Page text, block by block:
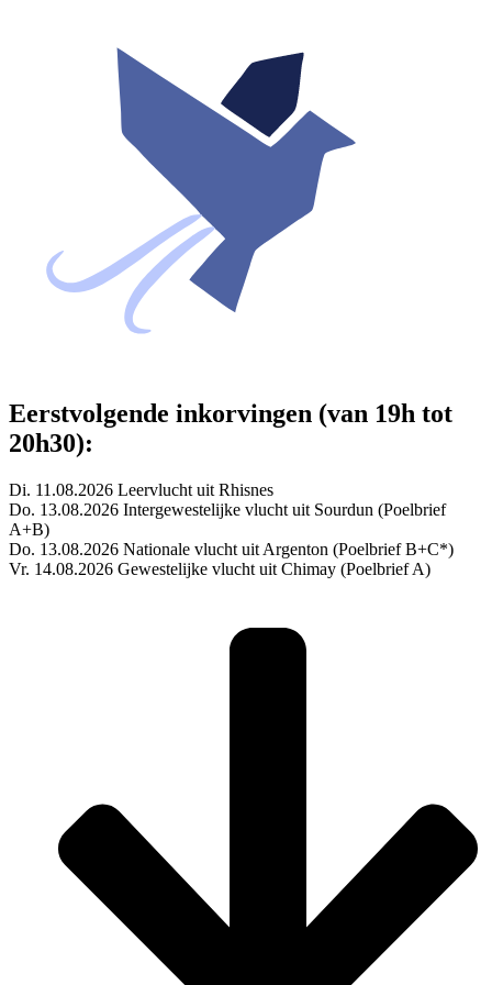
Eerstvolgende inkorvingen (van 19h tot
20h30):
Di. 11.08.2026 Leervlucht uit Rhisnes
Do. 13.08.2026 Intergewestelijke vlucht uit Sourdun (Poelbrief
A+B)
Do. 13.08.2026 Nationale vlucht uit Argenton (Poelbrief B+C*)
Vr. 14.08.2026 Gewestelijke vlucht uit Chimay (Poelbrief A)